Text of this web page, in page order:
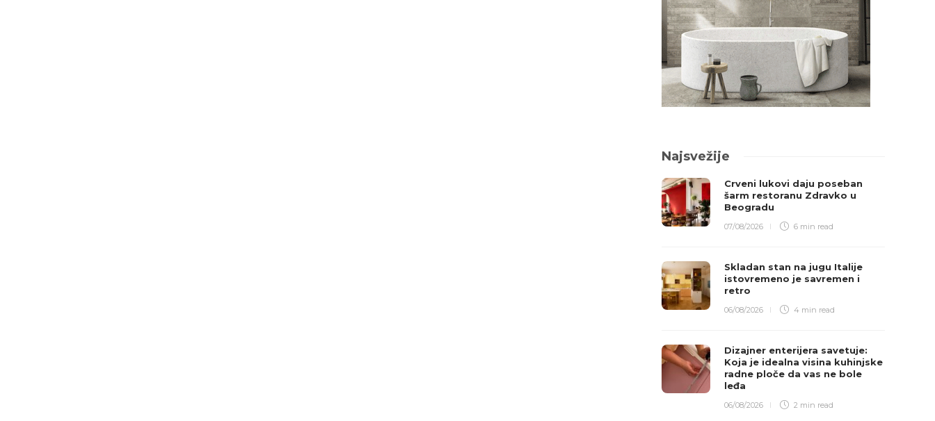
Najsvežije
Crveni lukovi daju poseban
šarm restoranu Zdravko u
Beogradu
07/08/2026 6 min read
Skladan stan na jugu Italije
istovremeno je savremen i
retro
06/08/2026 4 min read
Dizajner enterijera savetuje:
Koja je idealna visina kuhinjske
radne ploče da vas ne bole
leđa
06/08/2026 2 min read